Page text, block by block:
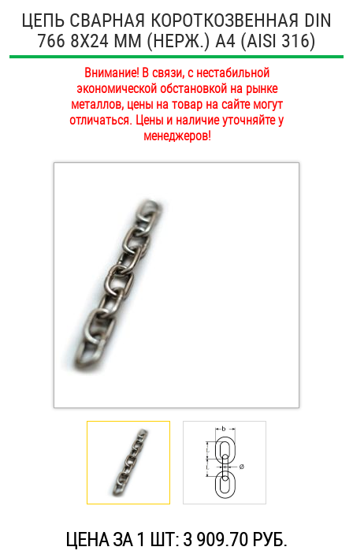
ОПТ
ПОКУПАТЕЛЯМ
ОПЛАТА И ДОСТАВКА
НАШИ МАГАЗИНЫ
Антивандальный крепёж, инструмент
Болты и винты
Втулки
Дюймовый крепёж
Заклепки (Гайки-Заклепки)
Инструмент
Крюки, кольца с метрической резьбой
Крюки, кольца с шурупной резьбой
Оснастка и аксессуары для яхт
Саморезы и шурупы
ЦЕПЬ СВАРНАЯ КОРОТКОЗВЕННАЯ DIN
766 8Х24 ММ (НЕРЖ.) A4 (AISI 316)
Внимание! В связи, с нестабильной
экономической обстановкой на рынке
металлов, цены на товар на сайте могут
отличаться. Цены и наличие уточняйте у
менеджеров!
ЦЕНА ЗА 1 ШТ: 3 909.70 РУБ.